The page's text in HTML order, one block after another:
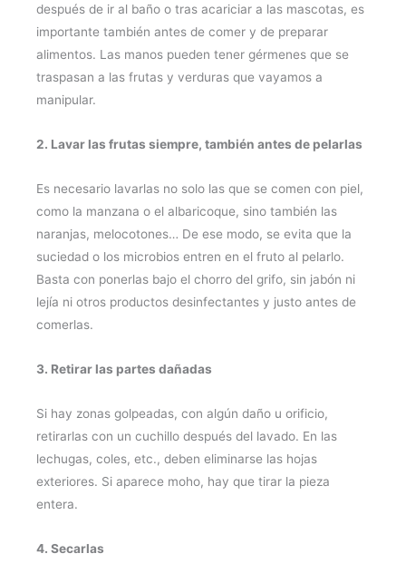
después de ir al baño o tras acariciar a las mascotas, es
importante también antes de comer y de preparar
alimentos. Las manos pueden tener gérmenes que se
traspasan a las frutas y verduras que vayamos a
manipular.
2. Lavar las frutas siempre, también antes de pelarlas
Es necesario lavarlas no solo las que se comen con piel,
como la manzana o el albaricoque, sino también las
naranjas, melocotones… De ese modo, se evita que la
suciedad o los microbios entren en el fruto al pelarlo.
Basta con ponerlas bajo el chorro del grifo, sin jabón ni
lejía ni otros productos desinfectantes y justo antes de
comerlas.
3. Retirar las partes dañadas
Si hay zonas golpeadas, con algún daño u orificio,
retirarlas con un cuchillo después del lavado. En las
lechugas, coles, etc., deben eliminarse las hojas
exteriores. Si aparece moho, hay que tirar la pieza
entera.
4. Secarlas